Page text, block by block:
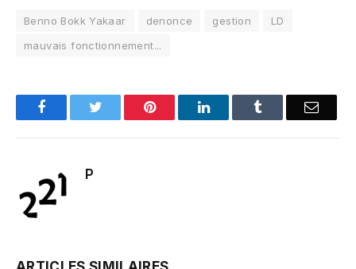
Benno Bokk Yakaar denonce gestion
LD
mauvais fonctionnement...
FacebookTwitter Pinterest LinkedInTumblr Email
P